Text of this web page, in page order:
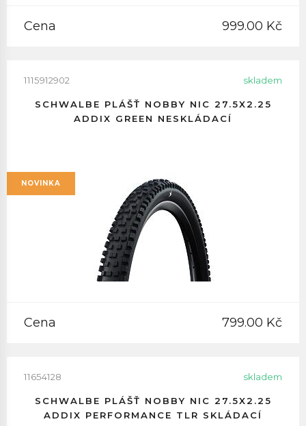
Cena 999.00 Kč
1115912902 skladem
SCHWALBE PLÁŠŤ NOBBY NIC 27.5X2.25
ADDIX GREEN NESKLÁDACÍ
NOVINKA
Cena 799.00 Kč
11654128 skladem
SCHWALBE PLÁŠŤ NOBBY NIC 27.5X2.25
ADDIX PERFORMANCE TLR SKLÁDACÍ